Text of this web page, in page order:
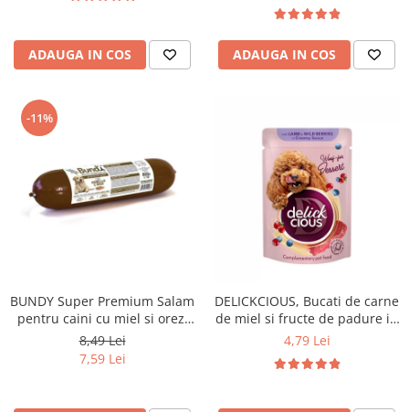
ADAUGA IN COS ADAUGA IN COS
-11%
BUNDY Super Premium Salam
pentru caini cu miel si orez,
800g
8,49 Lei
7,59 Lei
DELICKCIOUS, Bucati de carne
de miel si fructe de padure in
sos cremos, pentru caini, 80g
4,79 Lei